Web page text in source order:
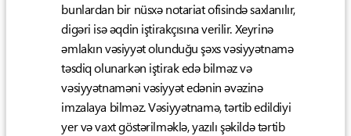
bunlardan bir nüsxə notariat ofisində saxlanılır,
digəri isə əqdin iştirakçısına verilir. Xeyrinə
əmlakın vəsiyyət olunduğu şəxs vəsiyyətnamə
təsdiq olunarkən iştirak edə bilməz və
vəsiyyətnaməni vəsiyyət edənin əvəzinə
imzalaya bilməz. Vəsiyyətnamə, tərtib edildiyi
yer və vaxt göstərilməklə, yazılı şəkildə tərtib